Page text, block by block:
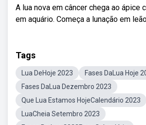
A lua nova em câncer chega ao ápice
em aquário. Começa a lunação em
Tags
Lua DeHoje 2023
Fases DaLua Hoje
Fases DaLua Dezembro 2023
Que Lua Estamos HojeCalendário 2023
LuaCheia Setembro 2023